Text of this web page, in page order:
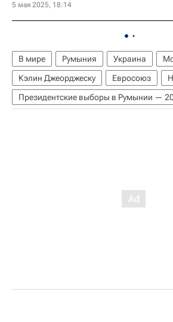
5 мая 2025, 18:14
В мире Румыния Украина
Кэлин Джеорджеску
Евросоюз
Президентские выборы в Румынии —